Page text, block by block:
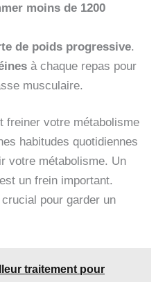
moins de 1200
de poids progressive.
à chaque repas pour
musculaire.
freiner votre métabolisme
habitudes quotidiennes
votre métabolisme. Un
est un frein important.
pour garder un
traitement pour